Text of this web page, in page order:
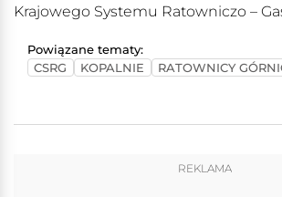
Krajowego Systemu Ratowniczo –
Powiązane tematy:
CSRG
KOPALNIE RATOWNICY
REKLAMA